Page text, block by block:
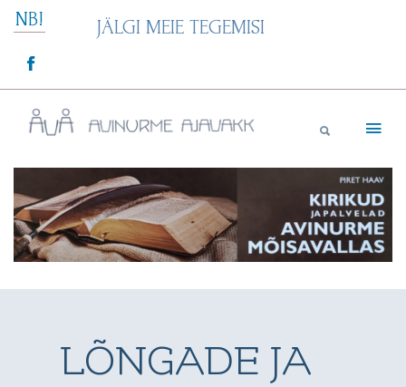
Skip
NB! JÄLGI MEIE TEGEMISI
Avinurme Ajavakk
LÕNGADE JA